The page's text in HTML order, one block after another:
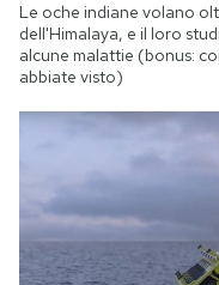
Le oche indiane volano
dell'Himalaya, e il loro
alcune malattie (bonus:
abbiate visto)